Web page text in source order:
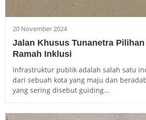
20 November 2024
Jalan Khusus Tunanetra
Ramah Inklusi
Infrastruktur publik adalah salah satu
dari sebuah kota yang maju dan
yang sering disebut guiding...